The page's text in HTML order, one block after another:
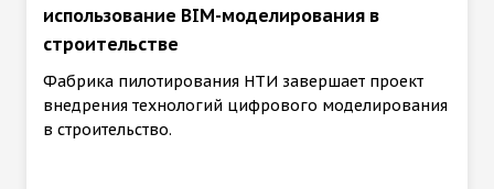
использование BIM-моделирования в
строительстве
Фабрика пилотирования НТИ завершает проект
внедрения технологий цифрового моделирования
в строительство.